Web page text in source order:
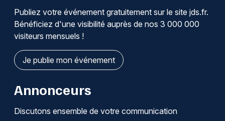
Publiez votre événement gratuitement sur le site jds.fr.
Bénéficiez d'une visibilité auprès de nos 3 000 000
visiteurs mensuels !
Je publie mon événement
Annonceurs
Discutons ensemble de votre communication